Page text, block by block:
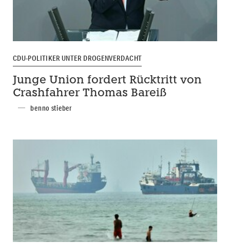
CDU-POLITIKER UNTER DROGENVERDACHT
Junge Union fordert Rücktritt von
Crashfahrer Thomas Bareiß
benno stieber